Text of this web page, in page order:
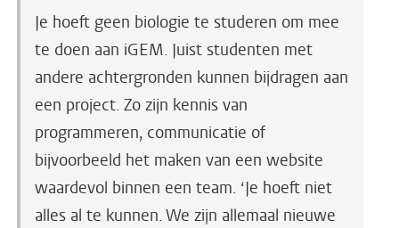
Je hoeft geen biologie te studeren om mee
te doen aan iGEM. Juist studenten met
andere achtergronden kunnen bijdragen aan
een project. Zo zijn kennis van
programmeren, communicatie of
bijvoorbeeld het maken van een website
waardevol binnen een team. ‘Je hoeft niet
alles al te kunnen. We zijn allemaal nieuwe